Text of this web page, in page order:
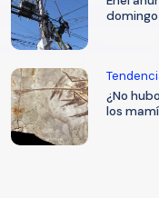
¿No
los